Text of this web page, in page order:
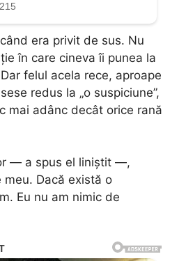
era privit de sus. Nu
în care cineva îi punea la
felul acela rece, aproape
redus la „o suspiciune”,
mai adânc decât orice rană
— a spus el liniștit —,
meu. Dacă există o
Eu nu am nimic de